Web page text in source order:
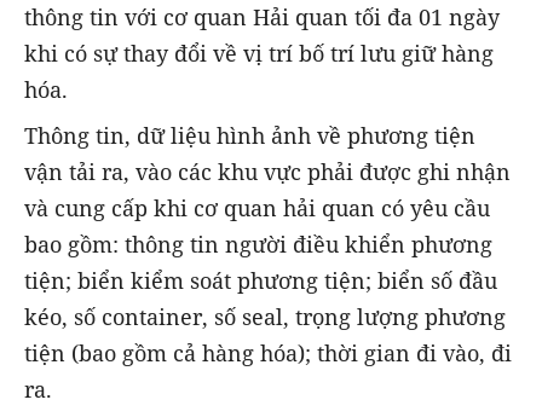
thông tin với cơ quan Hải quan tối đa 01 ngày
khi có sự thay đổi về vị trí bố trí lưu giữ hàng
hóa.
Thông tin, dữ liệu hình ảnh về phương tiện
vận tải ra, vào các khu vực phải được ghi nhận
và cung cấp khi cơ quan hải quan có yêu cầu
bao gồm: thông tin người điều khiển phương
tiện; biển kiểm soát phương tiện; biển số đầu
kéo, số container, số seal, trọng lượng phương
tiện (bao gồm cả hàng hóa); thời gian đi vào, đi
ra.